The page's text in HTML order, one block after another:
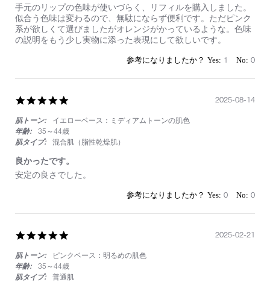
Review
by
on
23
Nov
review
stating
レ
フ
便
手元のリップの色味が使いづらく、リフィルを購入しました。
似合う色味は変わるので、無駄にならず便利です。ただピンク
系が欲しくて選びましたがオレンジがかっているような。色味
の説明をもう少し実物に添った表現にして欲しいです。
1 0
rating
肌トーン:
イエローベース：ミディアムトーンの肌色
年齢:
35～44歳
肌タイプ:
混合肌（脂性乾燥肌）
良かったです。
Review
Aug
review
っ
で
安定の良さでした。
2025-08-14
0 0
rating
肌トーン:
ピンクベース：明るめの肌色
年齢:
35～44歳
肌タイプ:
普通肌
2025-02-21